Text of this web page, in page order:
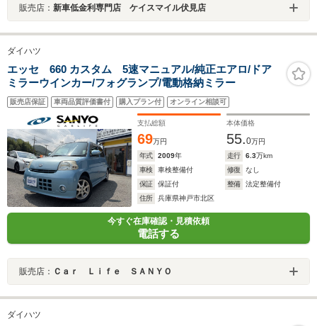
販売店： 新車低金利専門店 ケイスマイル伏見店
ダイハツ
エッセ 660 カスタム 5速マニュアル/純正エアロ/ドア
ミラーウインカー/フォグランプ/電動格納ミラー
販売店保証 車両品質評価書付 購入プラン付 オンライン相談可
支払総額
69万円
本体価格
55.0万円
年式
2009年 走行 6.3万km
車検
車検整備付 修復
なし
保証
保証付 整備
法定整備付
住所
兵庫県神戸市北区
今すぐ在庫確認・見積依頼
電話する
販売店： Ｃａｒ Ｌｉｆｅ ＳＡＮＹＯ
ダイハツ